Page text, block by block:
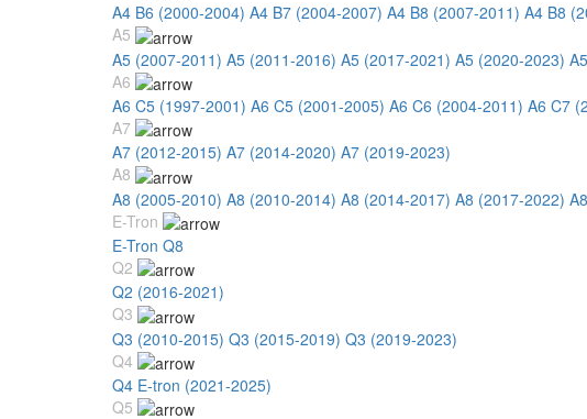
A4 B6 (2000-2004) A4 B7 (2004-2007) A4 B8 (2007-2011) A4 B8
A5
A5 (2007-2011) A5 (2011-2016) A5 (2017-2021) A5 (2020-2023)
A6
A6 C5 (1997-2001) A6 C5 (2001-2005) A6 C6 (2004-2011) A6 C7
A7
A7 (2012-2015) A7 (2014-2020) A7 (2019-2023)
A8
A8 (2005-2010) A8 (2010-2014) A8 (2014-2017) A8 (2017-2022)
E-Tron
E-Tron Q8
Q2
Q2 (2016-2021)
Q3
Q3 (2010-2015) Q3 (2015-2019) Q3 (2019-2023)
Q4
Q4 E-tron (2021-2025)
Q5